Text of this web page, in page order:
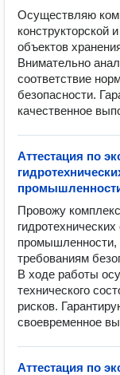
Осуществляю
конструкторской
объектов
Внимательно
соответствие
безопасности.
качественное
Аттестация по
Провожу
промышленности,
требованиям
В ходе работы
технического
рисков.
своевременное
Аттестация по